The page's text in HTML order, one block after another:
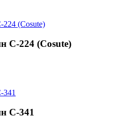
С-224 (Cosute)
С-341